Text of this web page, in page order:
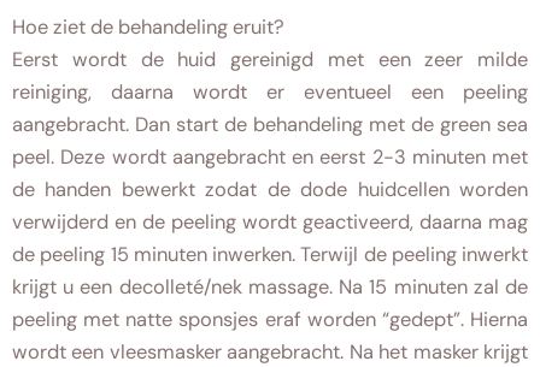
Hoe ziet de behandeling eruit?
Eerst wordt de huid gereinigd met een zeer milde
reiniging, daarna wordt er eventueel een peeling
aangebracht. Dan start de behandeling met de green sea
peel. Deze wordt aangebracht en eerst 2-3 minuten met
de handen bewerkt zodat de dode huidcellen worden
verwijderd en de peeling wordt geactiveerd, daarna mag
de peeling 15 minuten inwerken. Terwijl de peeling inwerkt
krijgt u een decolleté/nek massage. Na 15 minuten zal de
peeling met natte sponsjes eraf worden “gedept”. Hierna
wordt een vleesmasker aangebracht. Na het masker krijgt